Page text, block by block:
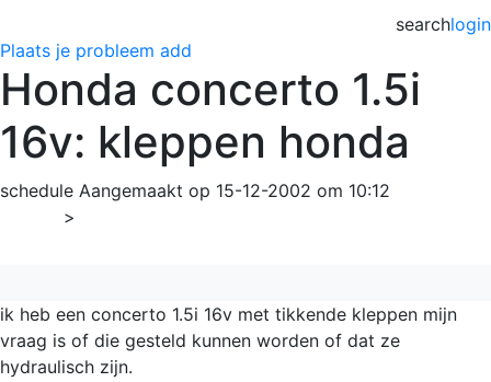
login
search
Plaats je probleem add
Honda concerto 1.5i
16v: kleppen honda
schedule Aangemaakt op 15-12-2002 om 10:12
>
ik heb een concerto 1.5i 16v met tikkende kleppen mijn
vraag is of die gesteld kunnen worden of dat ze
hydraulisch zijn.